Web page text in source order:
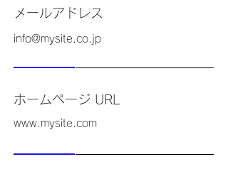
メールアドレス
info@mysite.co.jp
ホームページ URL
www.mysite.com